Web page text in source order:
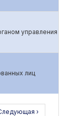
управления
лиц
›